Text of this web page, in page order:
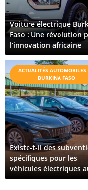
Voiture électrique
Faso : Une révolution
l’innovation africaine
ACTUALITÉS AUTOMOBILES
BURKINA FASO
Existe-t-il des
spécifiques pour les
véhicules électriques
Burkina Faso ?